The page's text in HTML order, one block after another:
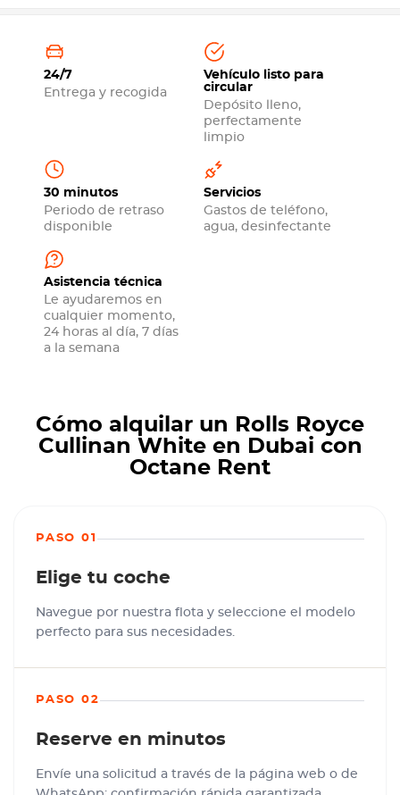
24/7
Entrega y recogida
Vehículo listo para
circular
Depósito lleno,
perfectamente
limpio
30 minutos
Periodo de retraso
disponible
Servicios
Gastos de teléfono,
agua, desinfectante
Asistencia técnica
Le ayudaremos en
cualquier momento,
24 horas al día, 7 días
a la semana
Cómo alquilar un Rolls Royce
Cullinan White en Dubai con
Octane Rent
PASO 01
Elige tu coche
Navegue por nuestra flota y seleccione el modelo
perfecto para sus necesidades.
PASO 02
Reserve en minutos
Envíe una solicitud a través de la página web o de